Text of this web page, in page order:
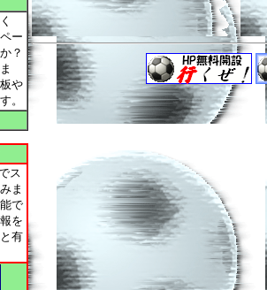
ー
？
や
。
ス
ま
で
を
有